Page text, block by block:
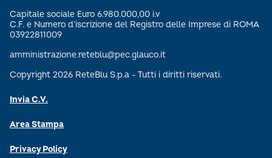
Capitale sociale Euro 6.980.000,00 i.v
C.F. e Numero d’iscrizione del Registro delle Imprese di ROMA
03922811009
amministrazione.reteblu@pec.glauco.it
Copyright 2026 ReteBlu S.p.a - Tutti i diritti riservati.
Invia C.V.
Area Stampa
Privacy Policy